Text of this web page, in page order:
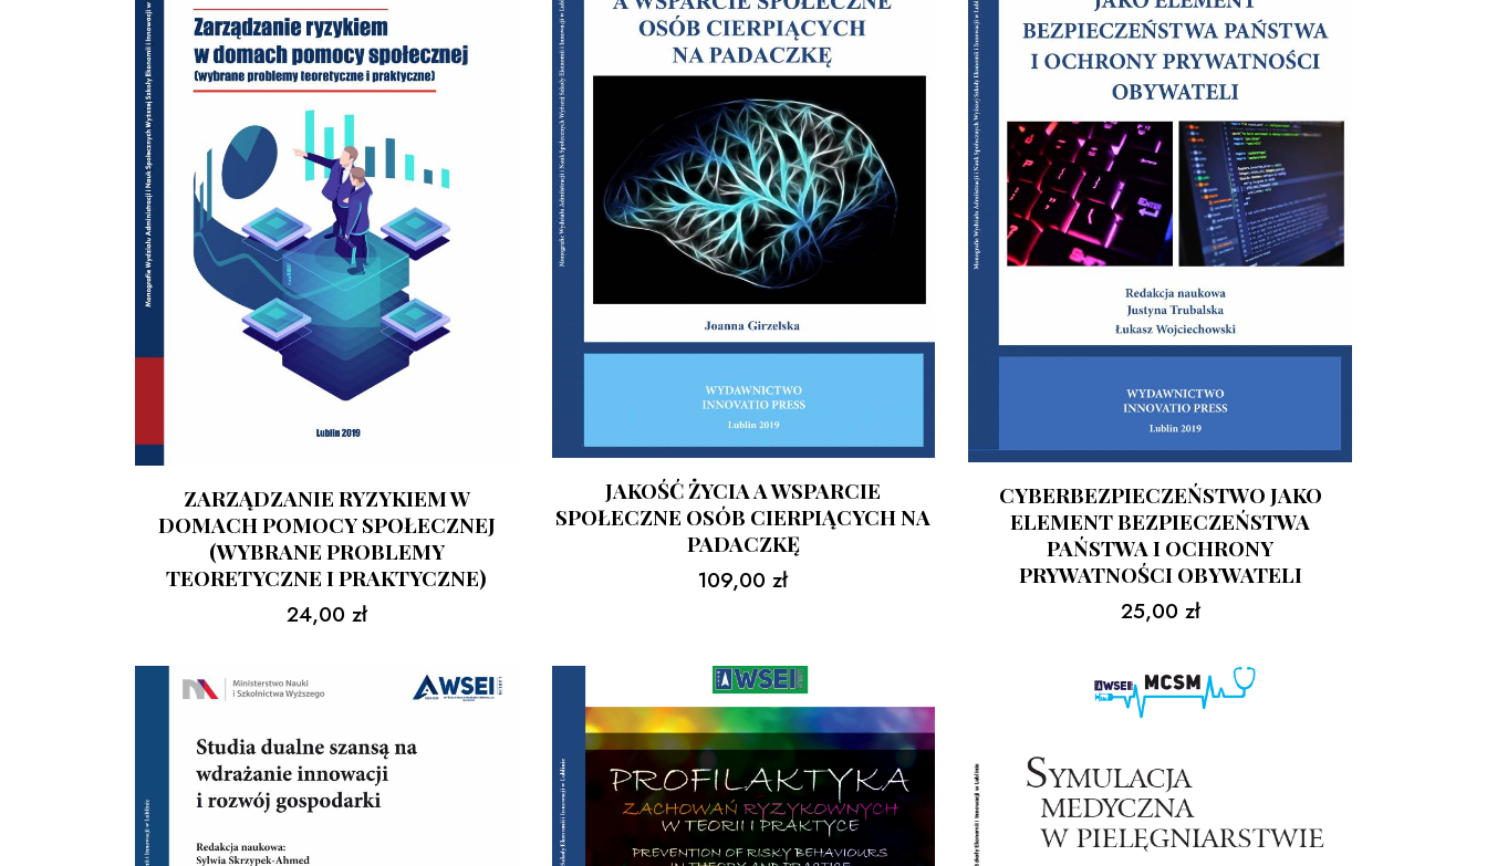
ZARZĄDZANIE RYZYKIEM W
DOMACH POMOCY SPOŁECZNEJ
(WYBRANE PROBLEMY
TEORETYCZNE I PRAKTYCZNE)
24,00 zł
JAKOŚĆ ŻYCIA A WSPARCIE
SPOŁECZNE OSÓB CIERPIĄCYCH NA
PADACZKĘ
109,00zł
CYBERBEZPIECZEŃSTWO JAKO
ELEMENT BEZPIECZEŃSTWA
PAŃSTWA I OCHRONY
PRYWATNOŚCI OBYWATELI
25,00 zł